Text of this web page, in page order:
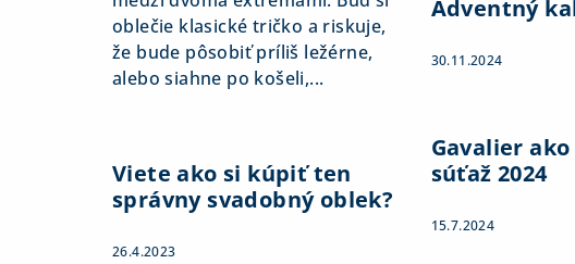
oblečie klasické tričko a riskuje,
že bude pôsobiť príliš ležérne,
alebo siahne po košeli,...
Viete ako si kúpiť ten
správny svadobný oblek?
26.4.2023
Adventný
30.11.2024
Gavalier
súťaž 2024
15.7.2024